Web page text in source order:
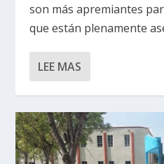
son más apremiantes
que están plenamente
LEE MAS